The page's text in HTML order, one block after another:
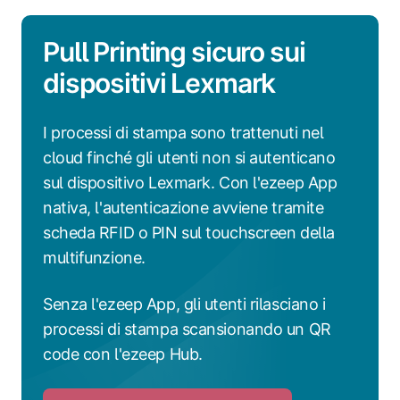
Pull Printing sicuro sui
dispositivi Lexmark
I processi di stampa sono trattenuti nel
cloud finché gli utenti non si autenticano
sul dispositivo Lexmark. Con l'ezeep App
nativa, l'autenticazione avviene tramite
scheda RFID o PIN sul touchscreen della
multifunzione.
Senza l'ezeep App, gli utenti rilasciano i
processi di stampa scansionando un QR
code con l'ezeep Hub.